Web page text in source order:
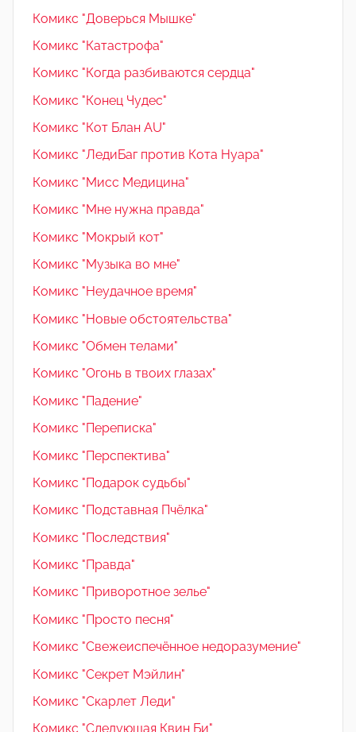
Комикс "Доверься Мышке"
Комикс "Катастрофа"
Комикс "Когда разбиваются сердца"
Комикс "Конец Чудес"
Комикс "Кот Блан AU"
Комикс "ЛедиБаг против Кота Нуара"
Комикс "Мисс Медицина"
Комикс "Мне нужна правда"
Комикс "Мокрый кот"
Комикс "Музыка во мне"
Комикс "Неудачное время"
Комикс "Новые обстоятельства"
Комикс "Обмен телами"
Комикс "Огонь в твоих глазах"
Комикс "Падение"
Комикс "Переписка"
Комикс "Перспектива"
Комикс "Подарок судьбы"
Комикс "Подставная Пчёлка"
Комикс "Последствия"
Комикс "Правда"
Комикс "Приворотное зелье"
Комикс "Просто песня"
Комикс "Свежеиспечённое недоразумение"
Комикс "Секрет Мэйлин"
Комикс "Скарлет Леди"
Комикс "Следующая Квин Би"